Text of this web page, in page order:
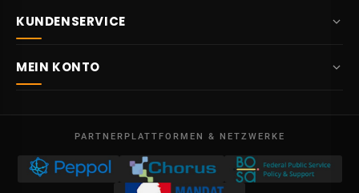
Mo – Fr
09:00 – 17:00
USt-IdNr. BE 0641.740.320 - Lüttich
KUNDENSERVICE
Lieferung
AGB
Datenschutz
MEIN KONTO
Meine Gutschriften
PARTNERPLATTFORMEN & NETZWERKE